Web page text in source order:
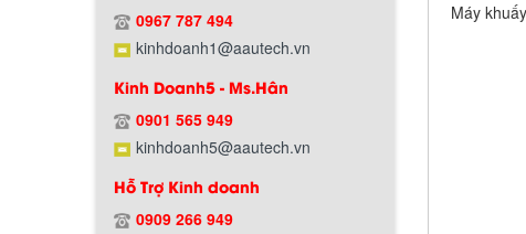
0967 787 494
kinhdoanh1@aautech.vn
Kinh Doanh5 - Ms.Hân
0901 565 949
kinhdoanh5@aautech.vn
Hỗ Trợ Kinh doanh
0909 266 949
Hướng dẫn thanh toán mua hàng
Máy